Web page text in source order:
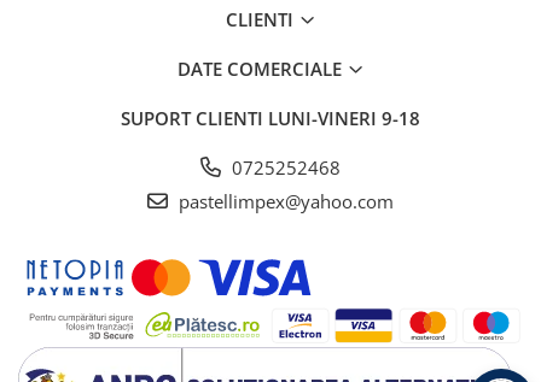
CLIENTI
DATE COMERCIALE
SUPORT CLIENTI LUNI-VINERI 9-18
0725252468
pastellimpex@yahoo.com